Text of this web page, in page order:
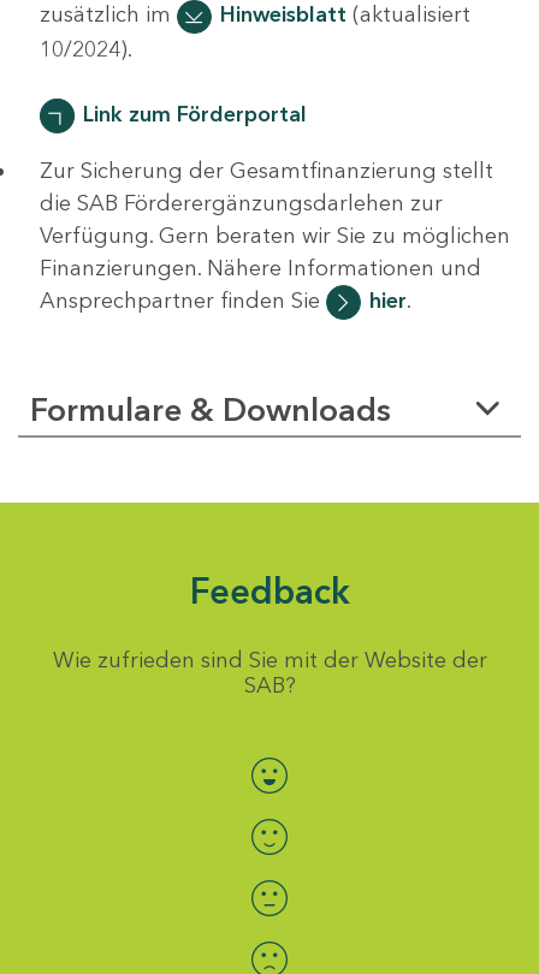
zusätzlich im
Hinweisblatt (aktualisiert
10/2024).
Link zum Förderportal
Zur Sicherung der Gesamtfinanzierung stellt
die SAB Förderergänzungsdarlehen zur
Verfügung. Gern beraten wir Sie zu möglichen
Finanzierungen. Nähere Informationen und
Ansprechpartner finden Sie
hier.
Formulare & Downloads
Feedback
Wie zufrieden sind Sie mit der Website der
SAB?
Bewertung auswählen